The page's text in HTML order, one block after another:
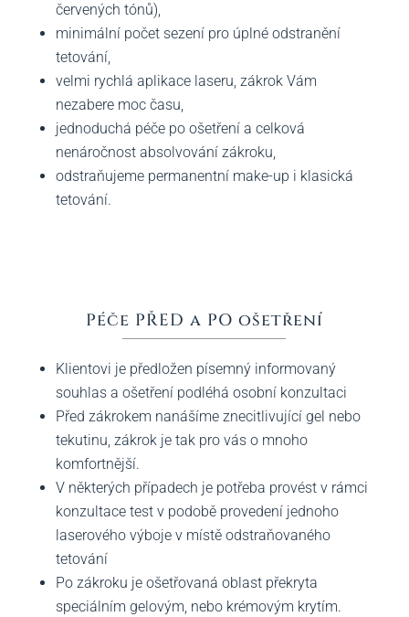
červených tónů),
minimální počet sezení pro úplné odstranění
tetování,
velmi rychlá aplikace laseru, zákrok Vám
nezabere moc času,
jednoduchá péče po ošetření a celková
nenáročnost absolvování zákroku,
odstraňujeme permanentní make-up i klasická
tetování.
Péče PŘED a PO ošetření
Klientovi je předložen písemný informovaný
souhlas a ošetření podléhá osobní konzultaci
Před zákrokem nanášíme znecitlivující gel nebo
tekutinu, zákrok je tak pro vás o mnoho
komfortnější.
V některých případech je potřeba provést v rámci
konzultace test v podobě provedení jednoho
laserového výboje v místě odstraňovaného
tetování
Po zákroku je ošetřovaná oblast překryta
speciálním gelovým, nebo krémovým krytím.